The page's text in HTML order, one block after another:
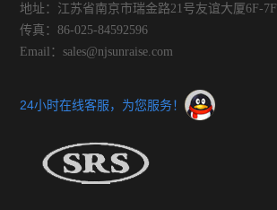
地址：江苏省南京市瑞金路21号友谊大厦6F-7F
传真：86-025-84592596
Email：sales@njsunraise.com
24小时在线客服，为您服务！